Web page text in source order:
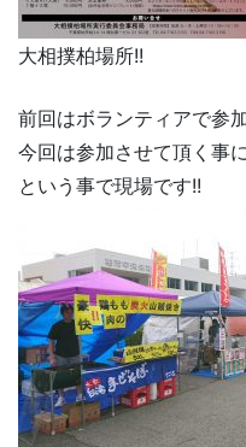
大相撲柏場所!!
前回はボランティアで参
今回は参加させて頂く事
という事で現場です!!